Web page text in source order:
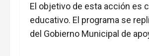
El objetivo de esta acción es
educativo. El programa se
del Gobierno Municipal de